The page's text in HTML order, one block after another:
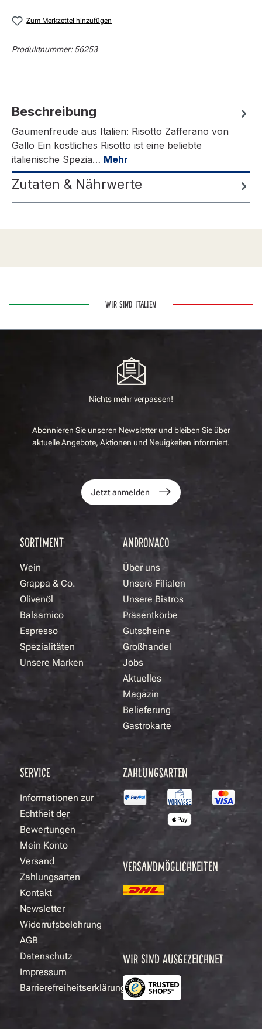
Zum Merkzettel hinzufügen
Produktnummer:56253
Beschreibung
Gaumenfreude aus Italien: Risotto Zafferano von
Gallo Ein köstliches Risotto ist eine beliebte
italienische Spezia… Mehr
Zutaten & Nährwerte
WIR SIND ITALIEN
Nichts mehr verpassen!
Abonnieren Sie unseren Newsletter und bleiben Sie über
aktuelle Angebote, Aktionen und Neuigkeiten informiert.
Jetzt anmelden
SORTIMENT
Wein
Grappa & Co.
Olivenöl
Balsamico
Espresso
Spezialitäten
Unsere Marken
ANDRONACO
Über uns
Unsere Filialen
Unsere Bistros
Präsentkörbe
Gutscheine
Großhandel
Jobs
Aktuelles
Magazin
Belieferung
Gastrokarte
SERVICE
Informationen zur
Echtheit der
Bewertungen
Mein Konto
Versand
Zahlungsarten
Kontakt
Newsletter
Widerrufsbelehrung
AGB
Datenschutz
Impressum
Barrierefreiheitserklärung
ZAHLUNGSARTEN
VERSANDMÖGLICHKEITEN
WIR SIND AUSGEZEICHNET